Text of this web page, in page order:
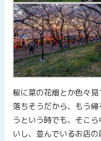
桜に菜の花畑とか色々
落ちそうだから、もう
うという時でも、そこ
いし、並んでいるお店